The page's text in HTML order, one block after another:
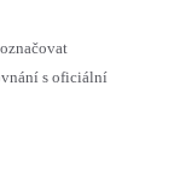
s oficiální